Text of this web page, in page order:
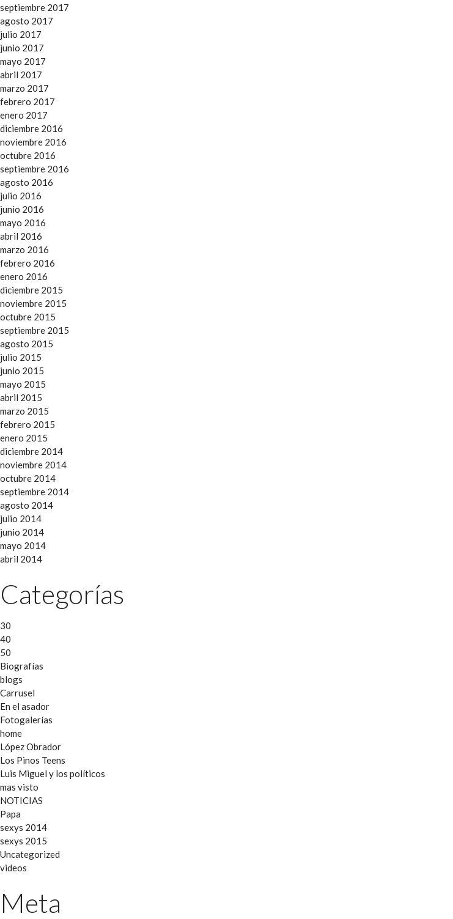
septiembre 2017
agosto 2017
julio 2017
junio 2017
mayo 2017
abril 2017
marzo 2017
febrero 2017
enero 2017
diciembre 2016
noviembre 2016
octubre 2016
septiembre 2016
agosto 2016
julio 2016
junio 2016
mayo 2016
abril 2016
marzo 2016
febrero 2016
enero 2016
diciembre 2015
noviembre 2015
octubre 2015
septiembre 2015
agosto 2015
julio 2015
junio 2015
mayo 2015
abril 2015
marzo 2015
febrero 2015
enero 2015
diciembre 2014
noviembre 2014
octubre 2014
septiembre 2014
agosto 2014
julio 2014
junio 2014
mayo 2014
abril 2014
Categorías
30
40
50
Biografías
blogs
Carrusel
En el asador
Fotogalerías
home
López Obrador
Los Pinos Teens
Luis Miguel y los políticos
mas visto
NOTICIAS
Papa
sexys 2014
sexys 2015
Uncategorized
videos
Meta